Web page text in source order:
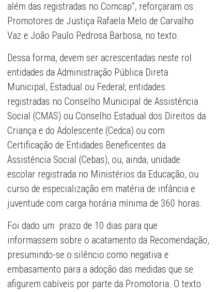
além das registradas no Comcap”, reforçaram os
Promotores de Justiça Rafaela Melo de Carvalho
Vaz e João Paulo Pedrosa Barbosa, no texto.
Dessa forma, devem ser acrescentadas neste rol
entidades da Administração Pública Direta
Municipal, Estadual ou Federal; entidades
registradas no Conselho Municipal de Assistência
Social (CMAS) ou Conselho Estadual dos Direitos da
Criança e do Adolescente (Cedca) ou com
Certificação de Entidades Beneficentes da
Assistência Social (Cebas), ou, ainda, unidade
escolar registrada no Ministérios da Educação, ou
curso de especialização em matéria de infância e
juventude com carga horária mínima de 360 horas.
Foi dado um prazo de 10 dias para que
informassem sobre o acatamento da Recomendação,
presumindo-se o silêncio como negativa e
embasamento para a adoção das medidas que se
afigurem cabíveis por parte da Promotoria. O texto